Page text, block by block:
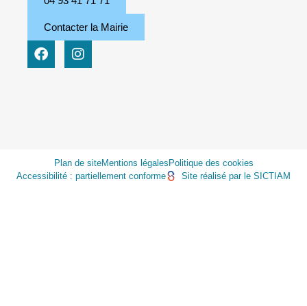
Contacter la Mairie
Plan de siteMentions légalesPolitique des cookies
Accessibilité : partiellement conforme
Site réalisé par le SICTIAM